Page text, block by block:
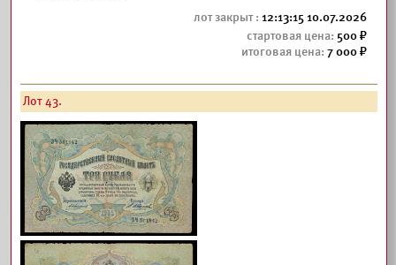
12:13:15 10.07.2026
500
7 000
Лот 43.